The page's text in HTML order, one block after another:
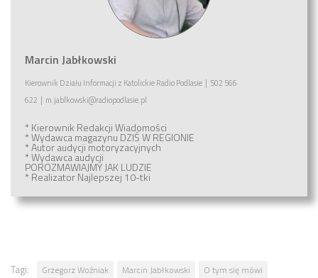
Marcin Jabłkowski
Kierownik Działu Informacji z Katolickie Radio Podlasie | 502 566
622 | m.jablkowski@radiopodlasie.pl
* Kierownik Redakcji Wiadomości
* Wydawca magazynu DZIŚ W REGIONIE
* Autor audycji motoryzacyjnych
* Wydawca audycji
POROZMAWIAJMY JAK LUDZIE
* RealizatorNajlepszej 10-tki
Tagi: Grzegorz Woźniak Marcin Jabłkowski O tym się mówi